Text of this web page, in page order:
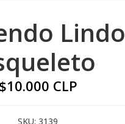
Lindo
$10.000 CLP
SKU: 3139